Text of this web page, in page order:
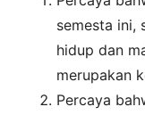
semesta ini,
hidup dan
merupakan
Percaya